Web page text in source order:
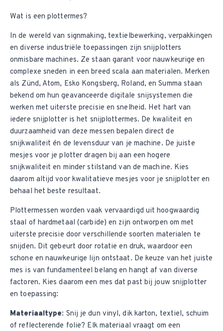
Wat is een plottermes?
In de wereld van signmaking, textielbewerking, verpakkingen
en diverse industriële toepassingen zijn snijplotters
onmisbare machines. Ze staan garant voor nauwkeurige en
complexe sneden in een breed scala aan materialen. Merken
als Zünd, Atom, Esko Kongsberg, Roland, en Summa staan
bekend om hun geavanceerde digitale snijsystemen die
werken met uiterste precisie en snelheid. Het hart van
iedere snijplotter is het snijplottermes. De kwaliteit en
duurzaamheid van deze messen bepalen direct de
snijkwaliteit én de levensduur van je machine. De juiste
mesjes voor je plotter dragen bij aan een hogere
snijkwaliteit en minder stilstand van de machine. Kies
daarom altijd voor kwalitatieve mesjes voor je snijplotter en
behaal het beste resultaat.
Plottermessen worden vaak vervaardigd uit hoogwaardig
staal of hardmetaal (carbide) en zijn ontworpen om met
uiterste precisie door verschillende soorten materialen te
snijden. Dit gebeurt door rotatie en druk, waardoor een
schone en nauwkeurige lijn ontstaat. De keuze van het juiste
mes is van fundamenteel belang en hangt af van diverse
factoren. Kies daarom een mes dat past bij jouw snijplotter
en toepassing:
Materiaaltype: Snij je dun vinyl, dik karton, textiel, schuim
of reflecterende folie? Elk materiaal vraagt om een